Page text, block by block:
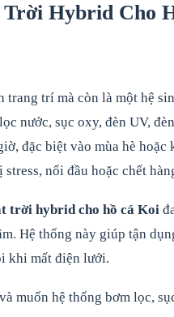
Hybrid Cho
trang trí mà còn là một hệ
nước, sục oxy, đèn UV,
đặc biệt vào mùa hè
nổi đầu hoặc chết
trời hybrid cho hồ cá Koi
Hệ thống này giúp tận
khi mất điện lưới.
muốn hệ thống bơm lọc,